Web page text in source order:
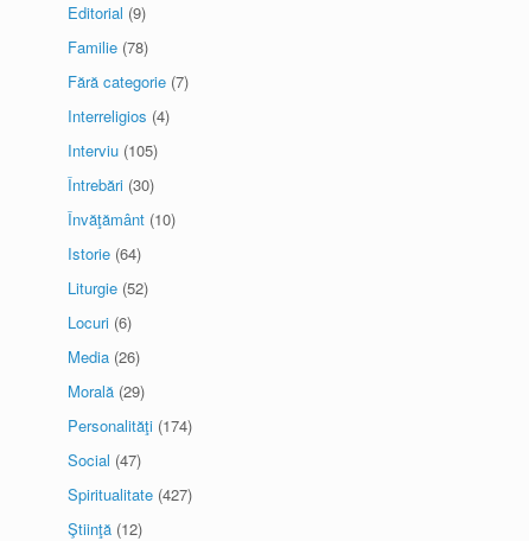
Editorial (9)
Familie (78)
Fără categorie (7)
Interreligios (4)
Interviu (105)
Întrebări (30)
Învăţământ (10)
Istorie (64)
Liturgie (52)
Locuri (6)
Media (26)
Morală (29)
Personalităţi (174)
Social (47)
Spiritualitate (427)
Ştiinţă (12)